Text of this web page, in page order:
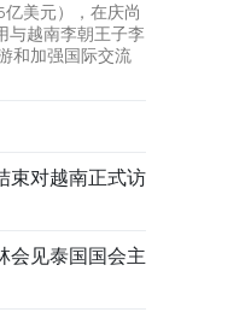
美元），在庆尚
与越南李朝王子李
和加强国际交流
束对越南正式访
会见泰国国会主